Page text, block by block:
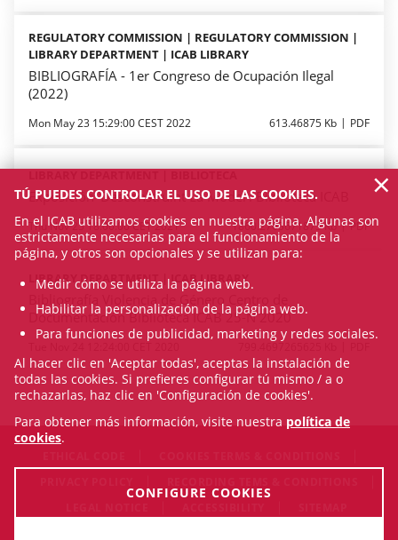
REGULATORY COMMISSION | REGULATORY COMMISSION |
LIBRARY DEPARTMENT | ICAB LIBRARY
BIBLIOGRAFÍA - 1er Congreso de Ocupación Ilegal
(2022)
Mon May 23 15:29:00 CEST 2022 613.46875 Kb PDF
Exposición 'Desconstruint La Model'. Biblioteca ICAB
Thu Nov 25 18:00:00 CET 2021 1860.2763671875 Kb PDF
LIBRARY DEPARTMENT | ICAB LIBRARY
Bibliografía Violencia de Género Centro de
Documentación Biblioteca ICAB 25-N 2020
TÚ PUEDES CONTROLAR EL USO DE LAS COOKIES.
En el ICAB utilizamos cookies en nuestra página. Algunas son
estrictamente necesarias para el funcionamiento de la
página, y otros son opcionales y se utilizan para:
Medir cómo se utiliza la página web.
Habilitar la personalización de la página web.
Para funciones de publicidad, marketing y redes sociales.
Al hacer clic en 'Aceptar todas', aceptas la instalación de
todas las cookies. Si prefieres configurar tú mismo / a o
rechazarlas, haz clic en 'Configuración de cookies'.
Para obtener más información, visite nuestra política de
cookies.
CONFIGURE COOKIES
×